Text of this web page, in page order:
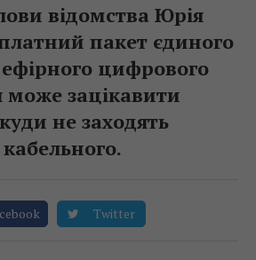
відомства Юрія
пакет єдиного
цифрового
може зацікавити
не заходять
Twitter